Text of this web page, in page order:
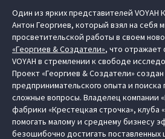
Один из ярких представителей
Антон Георгиев, который взял на себя
просветительской работы в своем
«Георгиев & Создатели», что
VOYAH в стремлении к свободе
Проект «Георгиев & Создатели»
предпринимательского опыта и поиска
сложные вопросы. Владелец компании
фабрики «Крестецкая строчка», клуба
помогать малому и среднему бизнесу
безошибочно достигать поставленных